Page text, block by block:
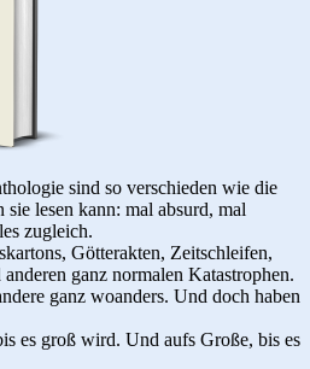
sind so verschieden wie die
sie lesen kann: mal absurd, mal
zugleich.
Götterakten, Zeitschleifen,
ganz normalen Katastrophen.
ganz woanders. Und doch haben
es groß wird. Und aufs Große, bis es